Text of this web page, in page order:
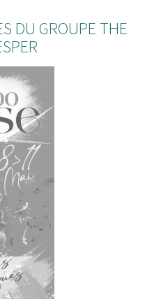
DU GROUPE THE